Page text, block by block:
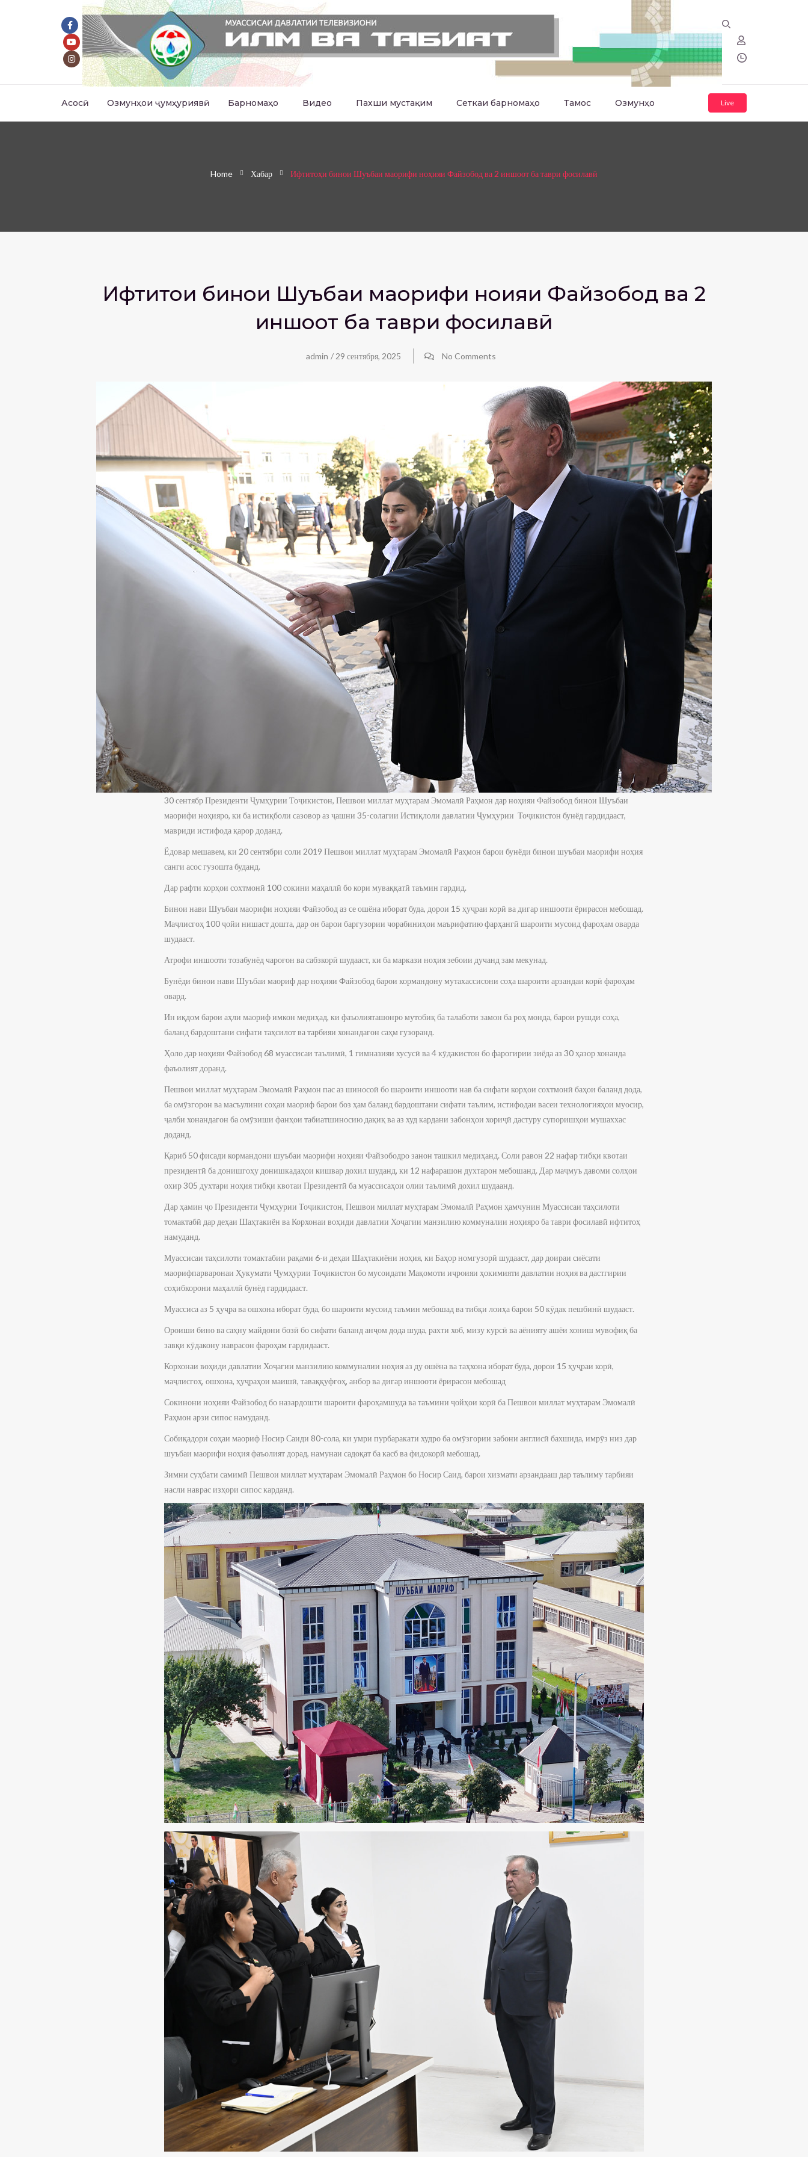
Асосӣ Озмунҳои ҷумҳуриявӣ Барномаҳо Видео Пахши мустақим Сеткаи барномаҳо Тамос Озмунҳо Live
Home Хабар Ифтитоҳи бинои Шуъбаи маорифи ноҳияи Файзобод ва 2 иншоот ба таври фосилавӣ
Ифтитоҳи бинои Шуъбаи маорифи ноҳияи Файзобод ва 2
иншоот ба таври фосилавӣ
admin / 29 сентября, 2025 No Comments
30 сентябр Президенти Ҷумҳурии Тоҷикистон, Пешвои миллат муҳтарам Эмомалӣ Раҳмон дар ноҳияи Файзобод бинои Шуъбаи
маорифи ноҳияро, ки ба истиқболи сазовор аз ҷашни 35-солагии Истиқлоли давлатии Ҷумҳурии Тоҷикистон бунёд гардидааст,
мавриди истифода қарор доданд.
Ёдовар мешавем, ки 20 сентябри соли 2019 Пешвои миллат муҳтарам Эмомалӣ Раҳмон барои бунёди бинои шуъбаи маорифи ноҳия
санги асос гузошта буданд.
Дар рафти корҳои сохтмонӣ 100 сокини маҳаллӣ бо кори муваққатӣ таъмин гардид.
Бинои нави Шуъбаи маорифи ноҳияи Файзобод аз се ошёна иборат буда, дорои 15 ҳуҷраи корӣ ва дигар иншооти ёрирасон мебошад.
Маҷлисгоҳ 100 ҷойи нишаст дошта, дар он барои баргузории чорабиниҳои маърифатию фарҳангӣ шароити мусоид фароҳам оварда
шудааст.
Атрофи иншооти тозабунёд чароғон ва сабзкорӣ шудааст, ки ба маркази ноҳия зебоии дучанд зам мекунад.
Бунёди бинои нави Шуъбаи маориф дар ноҳияи Файзобод барои кормандону мутахассисони соҳа шароити арзандаи корӣ фароҳам
овард.
Ин иқдом барои аҳли маориф имкон медиҳад, ки фаъолияташонро мутобиқ ба талаботи замон ба роҳ монда, барои рушди соҳа,
баланд бардоштани сифати таҳсилот ва тарбияи хонандагон саҳм гузоранд.
Ҳоло дар ноҳияи Файзобод 68 муассисаи таълимӣ, 1 гимназияи хусусӣ ва 4 кӯдакистон бо фарогирии зиёда аз 30 ҳазор хонанда
фаъолият доранд.
Пешвои миллат муҳтарам Эмомалӣ Раҳмон пас аз шиносоӣ бо шароити иншооти нав ба сифати корҳои сохтмонӣ баҳои баланд дода,
ба омӯзгорон ва масъулини соҳаи маориф барои боз ҳам баланд бардоштани сифати таълим, истифодаи васеи технологияҳои муосир,
ҷалби хонандагон ба омӯзиши фанҳои табиатшиносию дақиқ ва аз худ кардани забонҳои хориҷӣ дастуру супоришҳои мушаххас
доданд.
Қариб 50 фисади кормандони шуъбаи маорифи ноҳияи Файзободро занон ташкил медиҳанд. Соли равон 22 нафар тибқи квотаи
президентӣ ба донишгоҳу донишкадаҳои кишвар дохил шуданд, ки 12 нафарашон духтарон мебошанд. Дар маҷмуъ давоми солҳои
охир 305 духтари ноҳия тибқи квотаи Президентӣ ба муассисаҳои олии таълимӣ дохил шудаанд.
Дар ҳамин ҷо Президенти Ҷумҳурии Тоҷикистон, Пешвои миллат муҳтарам Эмомалӣ Раҳмон ҳамчунин Муассисаи таҳсилоти
томактабӣ дар деҳаи Шаҳтакиён ва Корхонаи воҳиди давлатии Хоҷагии манзилию коммуналии ноҳияро ба таври фосилавӣ ифтитоҳ
намуданд.
Муассисаи таҳсилоти томактабии рақами 6-и деҳаи Шаҳтакиёни ноҳия, ки Баҳор номгузорӣ шудааст, дар доираи сиёсати
маорифпарваронаи Ҳукумати Ҷумҳурии Тоҷикистон бо мусоидати Мақомоти иҷроияи ҳокимияти давлатии ноҳия ва дастгирии
соҳибкорони маҳаллӣ бунёд гардидааст.
Муассиса аз 5 ҳуҷра ва ошхона иборат буда, бо шароити мусоид таъмин мебошад ва тибқи лоиҳа барои 50 кӯдак пешбинӣ шудааст.
Ороиши бино ва саҳну майдони бозӣ бо сифати баланд анҷом дода шуда, рахти хоб, мизу курсӣ ва аёнияту ашёи хониш мувофиқ ба
завқи кӯдакону наврасон фароҳам гардидааст.
Корхонаи воҳиди давлатии Хоҷагии манзилию коммуналии ноҳия аз ду ошёна ва таҳхона иборат буда, дорои 15 ҳуҷраи корӣ,
маҷлисгоҳ, ошхона, ҳуҷраҳои маишӣ, таваққуфгоҳ, анбор ва дигар иншооти ёрирасон мебошад
Сокинони ноҳияи Файзобод бо назардошти шароити фароҳамшуда ва таъмини ҷойҳои корӣ ба Пешвои миллат муҳтарам Эмомалӣ
Раҳмон арзи сипос намуданд.
Собиқадори соҳаи маориф Носир Саиди 80-сола, ки умри пурбаракати худро ба омӯзгории забони англисӣ бахшида, имрӯз низ дар
шуъбаи маорифи ноҳия фаъолият дорад, намунаи садоқат ба касб ва фидокорӣ мебошад.
Зимни суҳбати самимӣ Пешвои миллат муҳтарам Эмомалӣ Раҳмон бо Носир Саид, барои хизмати арзандааш дар таълиму тарбияи
насли наврас изҳори сипос карданд.